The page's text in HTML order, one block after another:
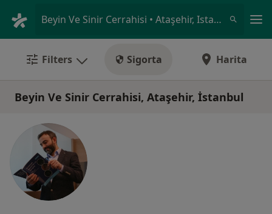
Beyin Ve Sinir Cerrahisi • Ataşehir, Istanbul
Filters Sigorta Harita
Beyin Ve Sinir Cerrahisi, Ataşehir, İstanbul